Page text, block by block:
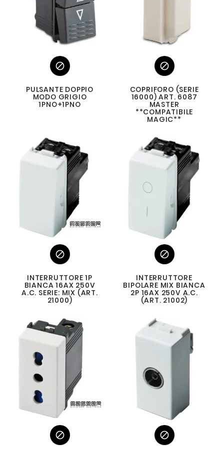

PULSANTE DOPPIO
MODO GRIGIO
1PNO+1PNO

COPRIFORO (SERIE
16000) ART. 6087
MASTER
**COMPATIBILE
MAGIC**

INTERRUTTORE 1P
BIANCA 16AX 250V
A.C. SERIE: MIX (ART.
21000)

INTERRUTTORE
BIPOLARE MIX BIANCA
2P 16AX 250V A.C.
(ART. 21002)
 